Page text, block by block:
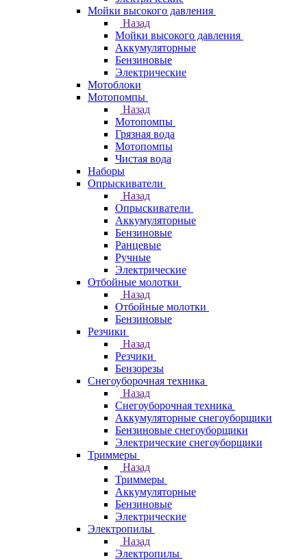
Мойки высокого давления
Назад
Мойки высокого давления
Аккумуляторные
Бензиновые
Электрические
Мотоблоки
Мотопомпы
Назад
Мотопомпы
Грязная вода
Мотопомпы
Чистая вода
Наборы
Опрыскиватели
Назад
Опрыскиватели
Аккумуляторные
Бензиновые
Ранцевые
Ручные
Электрические
Отбойные молотки
Назад
Отбойные молотки
Бензиновые
Резчики
Назад
Резчики
Бензорезы
Снегоуборочная техника
Назад
Снегоуборочная техника
Аккумуляторные снегоуборщики
Бензиновые снегоуборщики
Электрические снегоуборщики
Триммеры
Назад
Триммеры
Аккумуляторные
Бензиновые
Электрические
Электропилы
Назад
Электропилы